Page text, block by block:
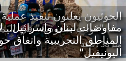
الحوثيون يعلنون تنفيذ
ضد "قوات سعودية" في
منذ 38 دقيقة
مفاوضات لبنان وإسرائيل..
المناطق التجريبية واتفاق
اليونيفيل"